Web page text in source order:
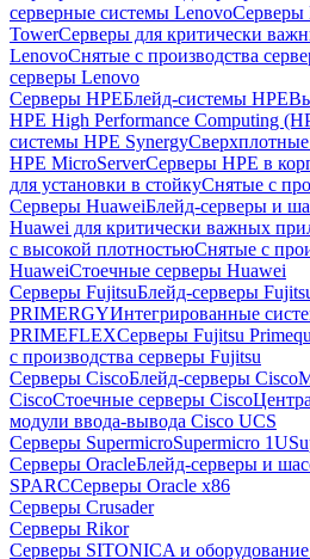
серверные системы LenovoСерверы
TowerСерверы для критически
LenovoСнятые с производства
серверы Lenovo
Серверы HPEБлейд-системы HPE
HPE High Performance Computing
системы HPE Synergy
HPE MicroServerСерверы HPE в
для установки в стойкуСнятые с
Серверы HuaweiБлейд-серверы и
Huawei для критически важных
с высокой плотностьюСнятые с
HuaweiСтоечные серверы Huawei
Серверы FujitsuБлейд-серверы
PRIMERGYИнтегрированные
PRIMEFLEXСерверы Fujitsu
с производства серверы Fujitsu
Серверы CiscoБлейд-серверы Cisco
CiscoСтоечные серверы Cisco
модули ввода-вывода Cisco UCS
Серверы SupermicroSupermicro 1U
Серверы OracleБлейд-серверы и
SPARCСерверы Oracle x86
Серверы Crusader
Серверы Rikor
Серверы SITONICA и оборудование